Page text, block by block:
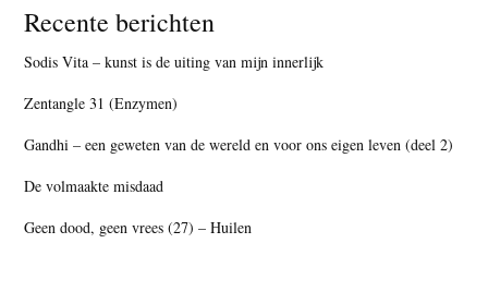
Recente berichten
Sodis Vita – kunst is de uiting van mijn innerlijk
Zentangle 31 (Enzymen)
Gandhi – een geweten van de wereld en voor ons eigen leven (deel 2)
De volmaakte misdaad
Geen dood, geen vrees (27) – Huilen